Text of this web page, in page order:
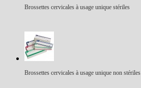
Brossettes cervicales à usage unique stériles
Brossettes cervicales à usage unique non stériles